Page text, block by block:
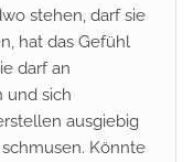
stehen, darf sie
hat das Gefühl
darf an
und sich
ausgiebig
Könnte